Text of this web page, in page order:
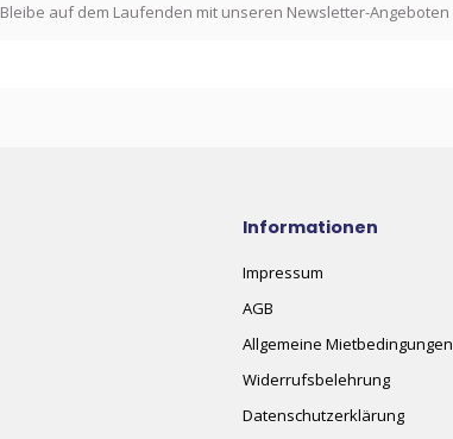
Bleibe auf dem Laufenden mit unseren Newsletter-Angeboten
Informationen
Impressum
AGB
Allgemeine Mietbedingungen
Widerrufsbelehrung
Datenschutzerklärung